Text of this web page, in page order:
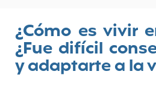
¿Cómo es vivir
¿Fue difícil
y adaptarte a la